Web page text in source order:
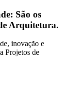
São os
Arquitetura.
inovação e
Projetos de